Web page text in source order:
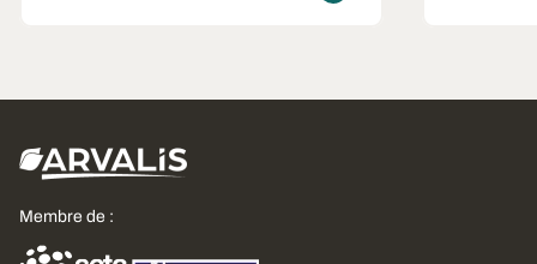
Membre de :